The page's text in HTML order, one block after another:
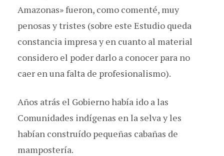
Amazonas» fueron, como comenté, muy
penosas y tristes (sobre este Estudio queda
constancia impresa y en cuanto al material
considero el poder darlo a conocer para no
caer en una falta de profesionalismo).
Años atrás el Gobierno había ido a las
Comunidades indígenas en la selva y les
habían construído pequeñas cabañas de
mampostería.